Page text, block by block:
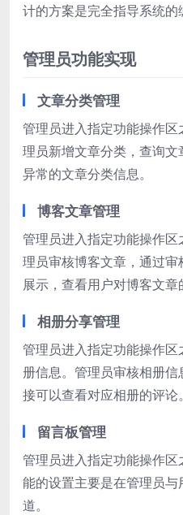
计的方案是完全指导系统的
管理员功能实现
文章分类管理
管理员进入指定功能操作
理员新增文章分类，查询
异常的文章分类信息。
博客文章管理
管理员进入指定功能操作
理员审核博客文章，通过
展示，查看用户对博客文章
相册分享管理
管理员进入指定功能操作
册信息。管理员审核相册
接可以查看对应相册的评论。
留言板管理
管理员进入指定功能操作
能的设置主要是在管理员
道。